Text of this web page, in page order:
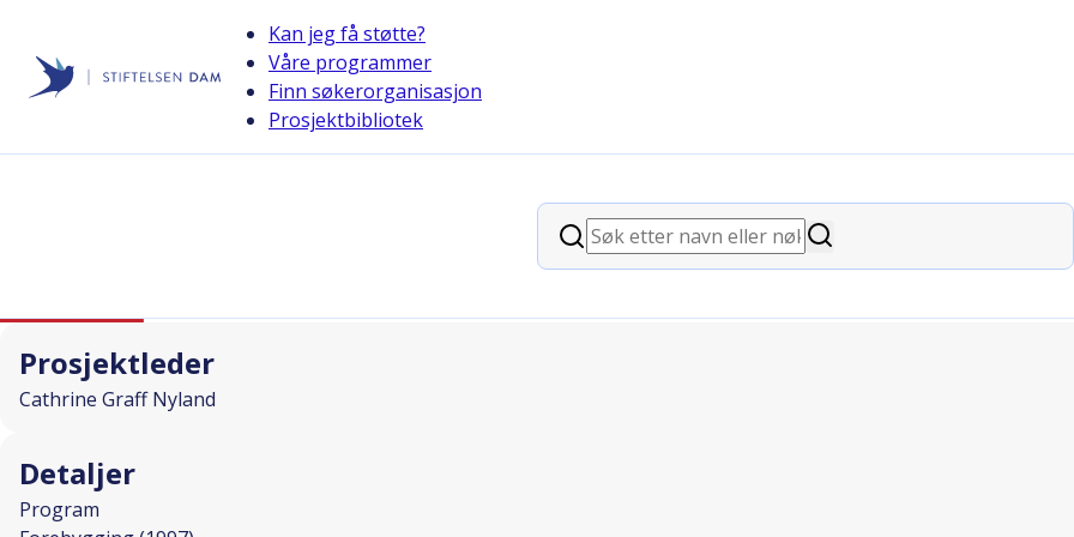
Kan jeg få støtte?
Våre programmer
Finn søkerorganisasjon
Prosjektbibliotek
Søk
Søk
Prosjektleder
Cathrine Graff Nyland
Detaljer
Program